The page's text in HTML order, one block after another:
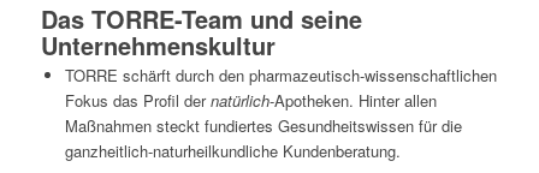
Das TORRE-Team und seine
Unternehmenskultur
TORRE schärft durch den pharmazeutisch-wissenschaftlichen
Fokus das Profil dernatürlich-Apotheken. Hinter allen
Maßnahmen steckt fundiertes Gesundheitswissen für die
ganzheitlich-naturheilkundliche Kundenberatung.